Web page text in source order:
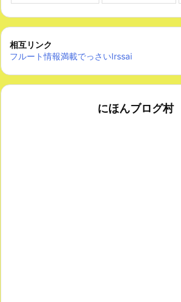
相互リンク
フルート情報満載でっさいIrssai
にほんブログ村